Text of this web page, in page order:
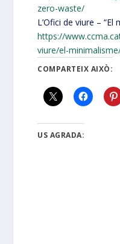
zero-waste/
L’Ofici de viure – “El
https://
viure/el-
COMPARTEIX AIXÒ:
US AGRADA: